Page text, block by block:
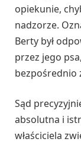
opiekunie,
nadzorze.
Berty był
przez jego
bezpośrednio
Sąd
absolutna i
właściciela